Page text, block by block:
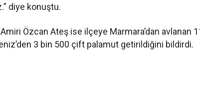
diye konuştu.
Özcan Ateş ise ilçeye Marmara’dan avlanan
3 bin 500 çift palamut getirildiğini bildirdi.